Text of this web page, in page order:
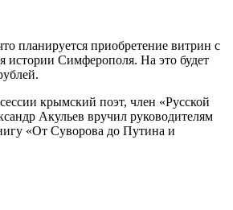
планируется приобретение витрин с
истории Симферополя. На это будет
крымский поэт, член «Русской
Акульев вручил руководителям
«От Суворова до Путина и